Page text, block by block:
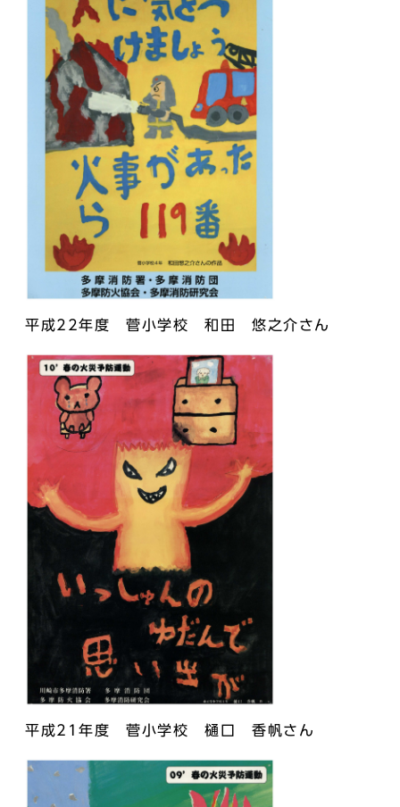
平成22年度 菅小学校 和田 悠之介さん
平成21年度 菅小学校 樋口 香帆さん